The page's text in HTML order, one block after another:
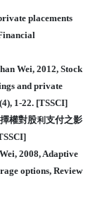
placements
Wei, 2012, Stock
and private
1-22. [TSSCI]
權對股利支付之影
2008, Adaptive
options, Review